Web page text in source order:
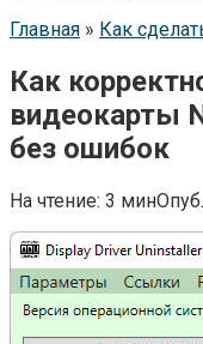
Главная » Как
Как
видеокарты
без ошибок
На чтение: 3 мин